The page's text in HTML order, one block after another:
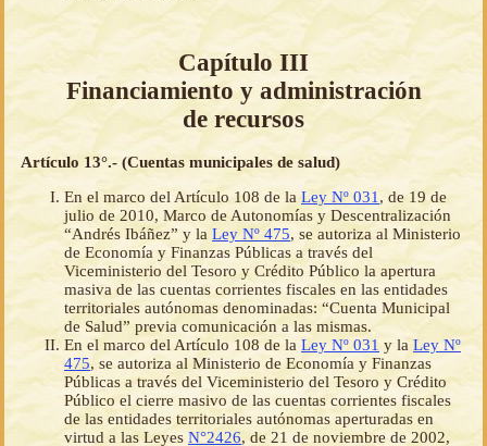
Capítulo III
Financiamiento y administración
de recursos
Artículo 13°.- (Cuentas municipales de salud)
En el marco del Artículo 108 de laLey Nº 031, de 19 de
julio de 2010, Marco de Autonomías y Descentralización
“Andrés Ibáñez” y la Ley Nº 475, se autoriza al Ministerio
de Economía y Finanzas Públicas a través del
Viceministerio del Tesoro y Crédito Público la apertura
masiva de las cuentas corrientes fiscales en las entidades
territoriales autónomas denominadas: “Cuenta Municipal
de Salud” previa comunicación a las mismas.
En el marco del Artículo 108 de la Ley Nº 031 y la Ley Nº
475, se autoriza al Ministerio de Economía y Finanzas
Públicas a través del Viceministerio del Tesoro y Crédito
Público el cierre masivo de las cuentas corrientes fiscales
de las entidades territoriales autónomas aperturadas en
virtud a las Leyes N°2426, de 21 de noviembre de 2002,